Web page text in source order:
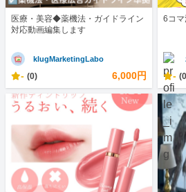
医療・美容◆薬機法・ガイドライン
対応動画編集します
klugMarketingLabo
- (0) 6,000円
6コ
-